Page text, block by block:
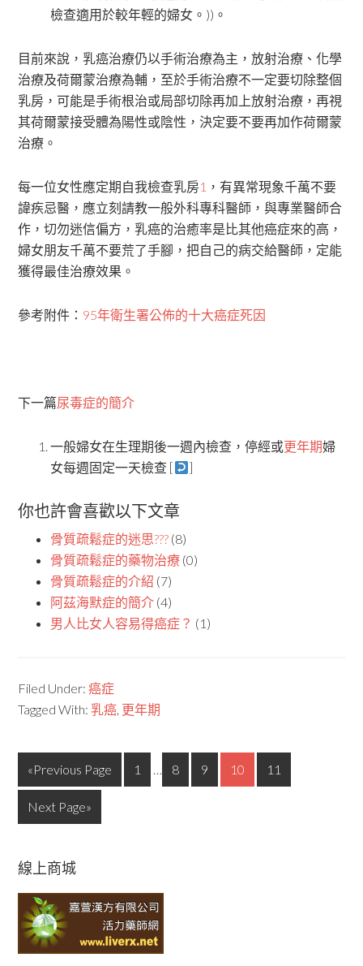
檢查適用於較年輕的婦女。))。
目前來說，乳癌治療仍以手術治療為主，放射治療、化學
治療及荷爾蒙治療為輔，至於手術治療不一定要切除整個
乳房，可能是手術根治或局部切除再加上放射治療，再視
其荷爾蒙接受體為陽性或陰性，決定要不要再加作荷爾蒙
治療。
每一位女性應定期自我檢查乳房1 ，有異常現象千萬不要
諱疾忌醫，應立刻請教一般外科專科醫師，與專業醫師合
作，切勿迷信偏方，乳癌的治癒率是比其他癌症來的高，
婦女朋友千萬不要荒了手腳，把自己的病交給醫師，定能
獲得最佳治療效果。
參考附件： 95年衛生署公佈的十大癌症死因
下一篇尿毒症的簡介
一般婦女在生理期後一週內檢查，停經或更年期婦
女每週固定一天檢查 [
]
你也許會喜歡以下文章
骨質疏鬆症的迷思??? (8)
骨質疏鬆症的藥物治療 (0)
骨質疏鬆症的介紹 (7)
阿茲海默症的簡介 (4)
男人比女人容易得癌症？ (1)
Filed Under:癌症
Tagged With: 乳癌, 更年期
«Previous Page 1 … 8 9 10 11
Next Page»
線上商城